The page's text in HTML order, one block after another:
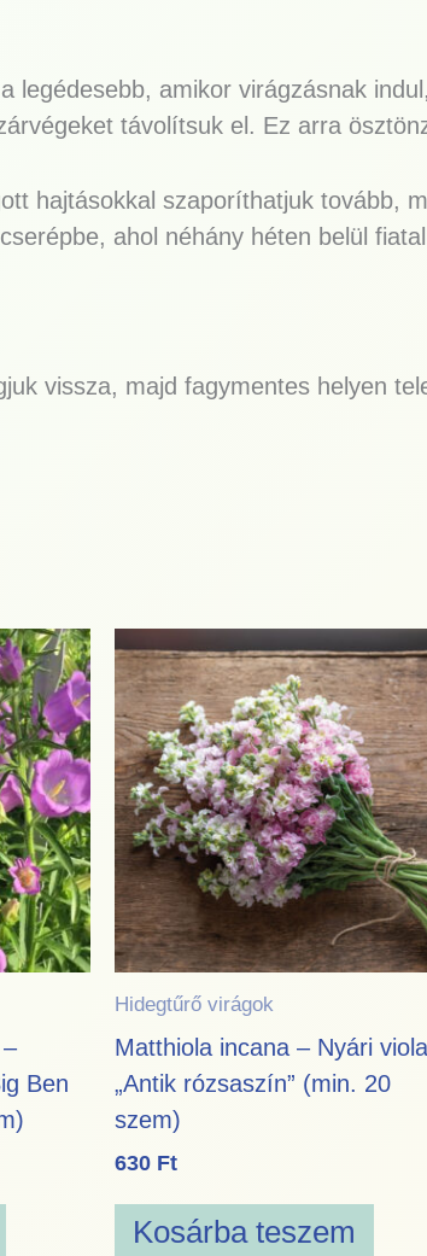
legédesebb, amikor virágzásnak
távolítsuk el. Ez arra
hajtásokkal szaporíthatjuk tovább,
ahol néhány héten belül
vissza, majd fagymentes helyen
Ben
Hidegtűrő virágok
Matthiola incana – Nyári viola
„Antik rózsaszín” (min. 20
szem)
630 Ft
Kosárba teszem